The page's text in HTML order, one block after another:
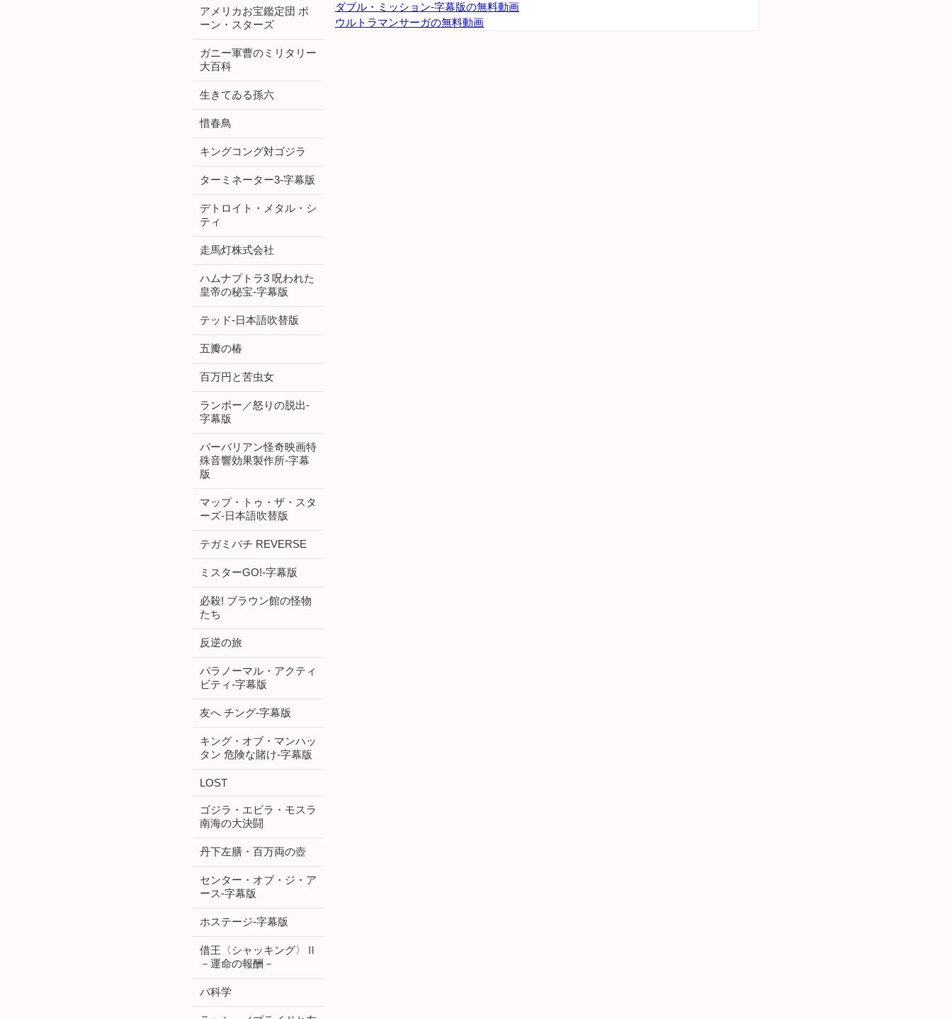
ダブル・ミッション-字幕版の無料動画
ウルトラマンサーガの無料動画
アメリカお宝鑑定団 ポ
ーン・スターズ
ガニー軍曹のミリタリー
大百科
生きてゐる孫六
惜春鳥
キングコング対ゴジラ
ターミネーター3-字幕版
デトロイト・メタル・シ
ティ
走馬灯株式会社
ハムナプトラ3 呪われた
皇帝の秘宝-字幕版
テッド-日本語吹替版
五瓣の椿
百万円と苦虫女
ランボー／怒りの脱出-
字幕版
バーバリアン怪奇映画特
殊音響効果製作所-字幕
版
マップ・トゥ・ザ・スタ
ーズ-日本語吹替版
テガミバチ REVERSE
ミスターGO!-字幕版
必殺! ブラウン館の怪物
たち
反逆の旅
パラノーマル・アクティ
ビティ-字幕版
友へ チング-字幕版
キング・オブ・マンハッ
タン 危険な賭け-字幕版
LOST
ゴジラ・エビラ・モスラ
南海の大決闘
丹下左膳・百万両の壺
センター・オブ・ジ・ア
ース-字幕版
ホステージ-字幕版
借王〈シャッキング〉Ⅱ
－運命の報酬－
バ科学